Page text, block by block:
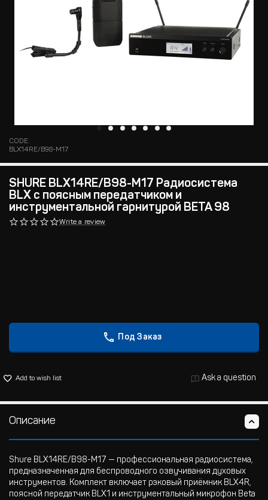
CODE:
BLX14RE/B98-M17
SHURE BLX14RE/B98-M17 Радиосистема
BLX с поясным передатчиком и
инструментальной гарнитурой BETA 98
Write a review
Под Заказ
Add to wish list Ask a question
Описание
Shure BLX14RE/B98-M17 — профессиональная радиосистема,
предназначенная для беспроводного озвучивания духовых
инструментов. Комплект включает рэковый приёмник BLX4R,
поясной передатчик BLX1 и инструментальный микрофон Beta